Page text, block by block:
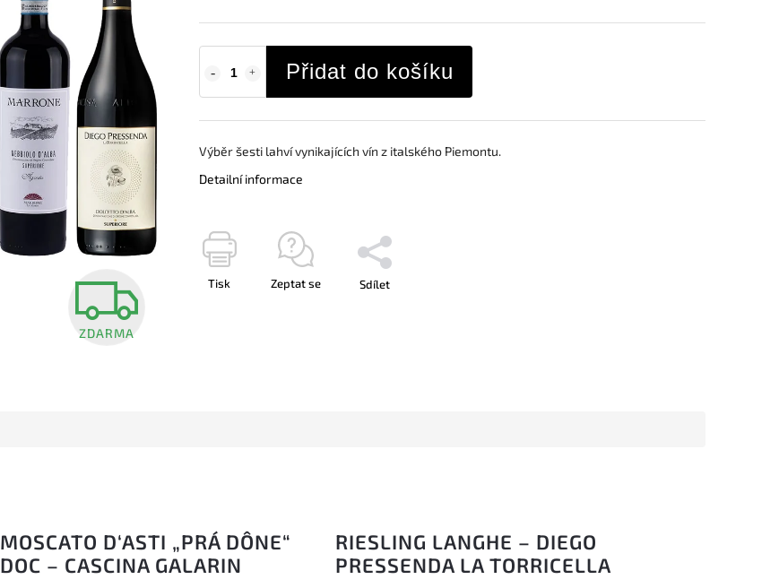
ZDARMA
Přidat do košíku
Výběr šesti lahví vynikajících vín z italského Piemontu.
Detailní informace
Tisk Zeptat se Sdílet
MOSCATO D‘ASTI „PRÁ DÔNE“
DOC – CASCINA GALARIN
RIESLING LANGHE – DIEGO
PRESSENDA LA TORRICELLA